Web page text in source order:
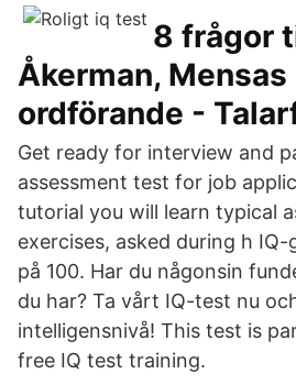
8 frågor
Åkerman, Mensas
ordförande -
Get ready for interview and
assessment test for job
tutorial you will learn typical
exercises, asked during h
på 100. Har du någonsin
du har? Ta vårt IQ-test nu
intelligensnivå! This test is
free IQ test training.